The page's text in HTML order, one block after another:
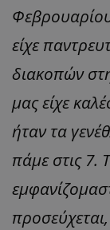
Φεβρουαρίου
είχε
διακοπών
μας είχε
ήταν τα
πάμε στις 7.